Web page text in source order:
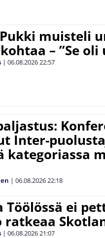
muisteli
– ”Se oli
| 06.08.202622:57
Inter-
kategoriassa
| 06.08.202622:18
Töölössä ei
ratkeaa
| 06.08.202621:07